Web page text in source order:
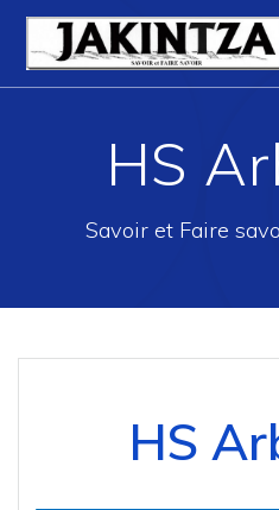
to
HS
Savoir et Faire
HS